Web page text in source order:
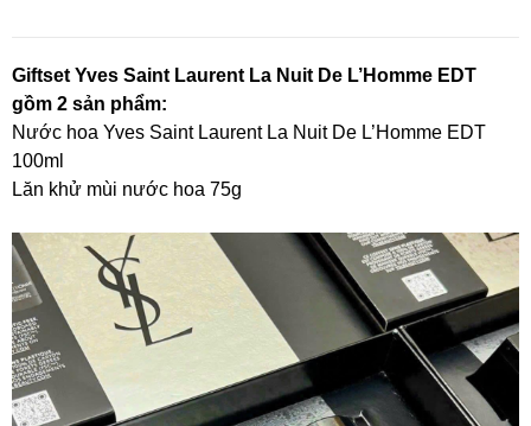
Giftset Yves Saint Laurent La Nuit De L’Homme EDT
gồm 2 sản phẩm:
Nước hoa Yves Saint Laurent La Nuit De L’Homme EDT
100ml
Lăn khử mùi nước hoa 75g